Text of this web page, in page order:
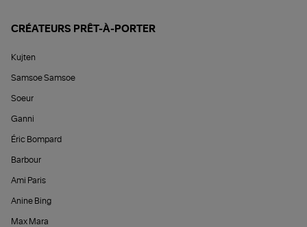
CRÉATEURS PRÊT-À-PORTER
Kujten
Samsoe Samsoe
Soeur
Ganni
Éric Bompard
Barbour
Ami Paris
Anine Bing
Max Mara